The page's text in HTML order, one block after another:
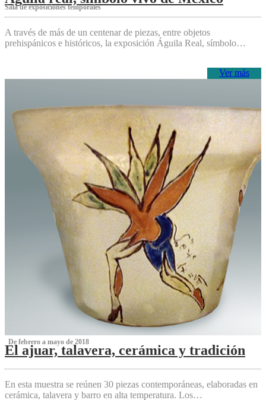
Sala de exposiciones temporales
A través de más de un centenar de piezas, entre objetos
prehispánicos e históricos, la exposición Águila Real, símbolo…
Ver más
‌ De febrero a mayo de 2018
El ajuar, talavera, cerámica y tradición
‌
En esta muestra se reúnen 30 piezas contemporáneas, elaboradas en
cerámica, talavera y barro en alta temperatura. Los…